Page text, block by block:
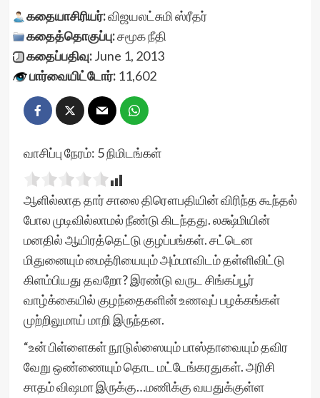
கதையாசிரியர்:விஜயலட்சுமி ஸ்ரீதர்
கதைத்தொகுப்பு:சமூக நீதி
கதைப்பதிவு:June 1, 2013
பார்வையிட்டோர்:11,602
வாசிப்பு நேரம்: 5நிமிடங்கள்
ஆளில்லாத தார் சாலை திரௌபதியின் விரிந்த கூந்தல்
போல முடிவில்லாமல் நீண்டு கிடந்தது. லக்ஷ்மியின்
மனதில் ஆயிரத்தெட்டு குழப்பங்கள். சட்டென
மிதுனையும் மைத்ரியையும் அம்மாவிடம் தள்ளிவிட்டு
கிளம்பியது தவறோ? இரண்டு வருட சிங்கப்பூர்
வாழ்க்கையில் குழந்தைகளின் உணவுப் பழக்கங்கள்
முற்றிலுமாய் மாறி இருந்தன.
“உன் பிள்ளைகள் நூடுல்ஸையும் பாஸ்தாவையும் தவிர
வேறு ஒண்ணையும் தொட மட்டேங்கரதுகள். அரிசி
சாதம் விஷமா இருக்கு…மணிக்கு வயதுக்குள்ள